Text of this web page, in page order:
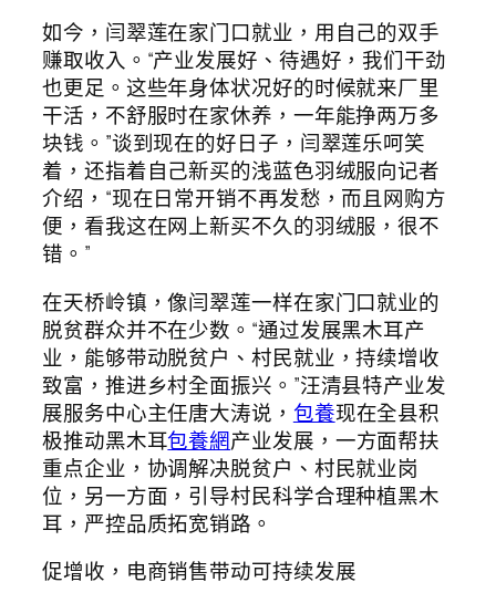
如今，闫翠莲在家门口就业，用自己的双手
赚取收入。“产业发展好、待遇好，我们干劲
也更足。这些年身体状况好的时候就来厂里
干活，不舒服时在家休养，一年能挣两万多
块钱。”谈到现在的好日子，闫翠莲乐呵笑
着，还指着自己新买的浅蓝色羽绒服向记者
介绍，“现在日常开销不再发愁，而且网购方
便，看我这在网上新买不久的羽绒服，很不
错。”
在天桥岭镇，像闫翠莲一样在家门口就业的
脱贫群众并不在少数。“通过发展黑木耳产
业，能够带动脱贫户、村民就业，持续增收
致富，推进乡村全面振兴。”汪清县特产业发
展服务中心主任唐大涛说， 包養现在全县积
极推动黑木耳包養網产业发展，一方面帮扶
重点企业，协调解决脱贫户、村民就业岗
位，另一方面，引导村民科学合理种植黑木
耳，严控品质拓宽销路。
促增收，电商销售带动可持续发展